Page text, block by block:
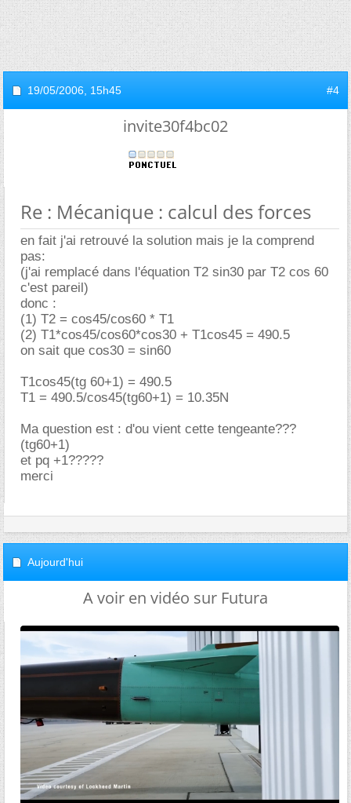
19/05/2006, 15h45 #4
invite30f4bc02
Re : Mécanique : calcul des forces
en fait j'ai retrouvé la solution mais je la comprend
pas:
(j'ai remplacé dans l'équation T2 sin30 par T2 cos 60
c'est pareil)
donc :
(1) T2 = cos45/cos60 * T1
(2) T1*cos45/cos60*cos30 + T1cos45 = 490.5
on sait que cos30 = sin60
T1cos45(tg 60+1) = 490.5
T1 = 490.5/cos45(tg60+1) = 10.35N
Ma question est : d'ou vient cette tengeante???
(tg60+1)
et pq +1?????
merci
Aujourd'hui
A voir en vidéo sur Futura